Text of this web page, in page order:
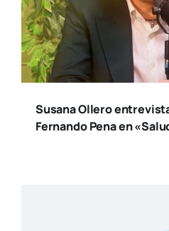
Susana Ollero
Fernando Pena en